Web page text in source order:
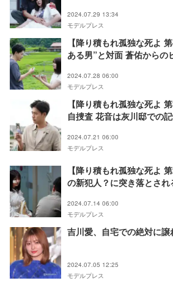
2024.07.29 13:34
モデルプレス
【降り積もれ孤独な死よ
ある男”と対面 蒼佑からの
2024.07.28 06:00
モデルプレス
【降り積もれ孤独な死よ
自捜査 花音は灰川邸での
2024.07.21 06:00
モデルプレス
【降り積もれ孤独な死よ
の新犯人？に突き落とさ
2024.07.14 06:00
モデルプレス
吉川愛、自宅での絶対に
2024.07.05 12:25
モデルプレス